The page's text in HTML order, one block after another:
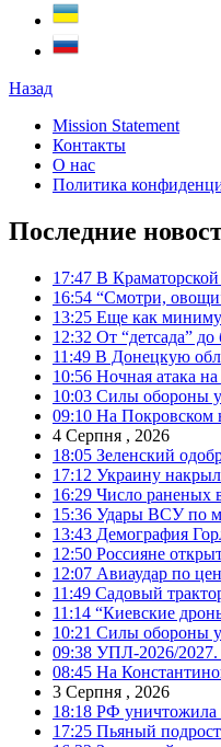
Назад
Mission Statement
Контакты
О нас
Политика
Последние
17:47 В
16:54 “Смотри,
13:25 Еще как
12:32 От “детсада”
11:49 В Донецкую
10:56 Ночная атака
10:03 Силы обороны
09:10 На Покровском
4 Серпня , 2026
18:05 Зеленский
17:12 Украину
16:29 Число раненых
15:36 Удары ВСУ по
13:43 Демография
12:50 Россияне
12:07 Авиаудар по
11:49 Садовый
11:14 “Киевские
10:21 Силы обороны
09:38 УПЛ-2026/2027.
08:45 На
3 Серпня , 2026
18:18 РФ уничтожила
17:25 Пьяный